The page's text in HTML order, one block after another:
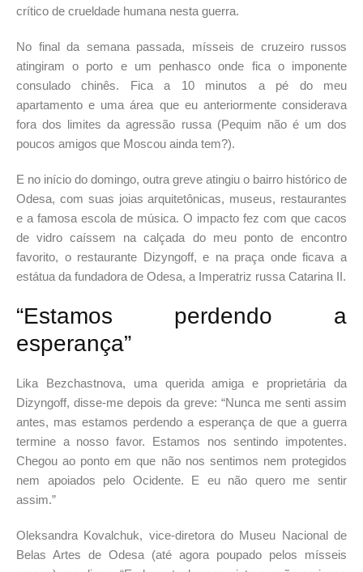
crítico de crueldade humana nesta guerra.
No final da semana passada, mísseis de cruzeiro russos
atingiram o porto e um penhasco onde fica o imponente
consulado chinês. Fica a 10 minutos a pé do meu
apartamento e uma área que eu anteriormente considerava
fora dos limites da agressão russa (Pequim não é um dos
poucos amigos que Moscou ainda tem?).
E no início do domingo, outra greve atingiu o bairro histórico de
Odesa, com suas joias arquitetônicas, museus, restaurantes
e a famosa escola de música. O impacto fez com que cacos
de vidro caíssem na calçada do meu ponto de encontro
favorito, o restaurante Dizyngoff, e na praça onde ficava a
estátua da fundadora de Odesa, a Imperatriz russa Catarina II.
“Estamos perdendo a
esperança”
Lika Bezchastnova, uma querida amiga e proprietária da
Dizyngoff, disse-me depois da greve: “Nunca me senti assim
antes, mas estamos perdendo a esperança de que a guerra
termine a nosso favor. Estamos nos sentindo impotentes.
Chegou ao ponto em que não nos sentimos nem protegidos
nem apoiados pelo Ocidente. E eu não quero me sentir
assim.”
Oleksandra Kovalchuk, vice-diretora do Museu Nacional de
Belas Artes de Odesa (até agora poupado pelos mísseis